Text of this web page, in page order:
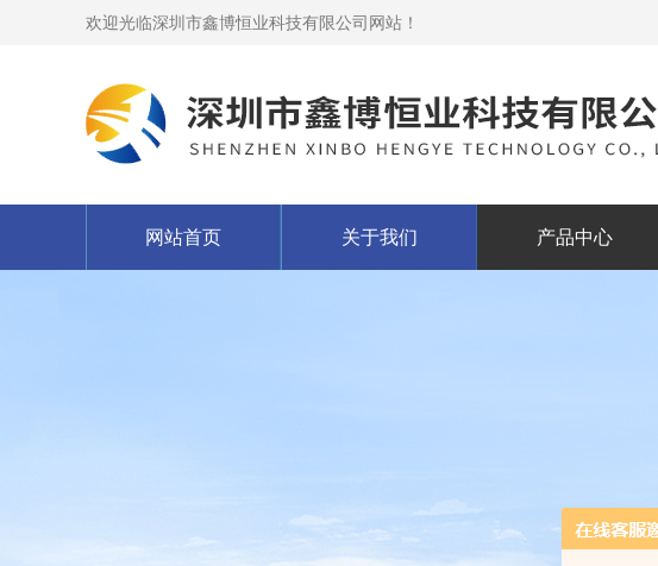
欢迎光临深圳市鑫博恒业科技有限公司网站！
网站首页 关于我们 产品中心